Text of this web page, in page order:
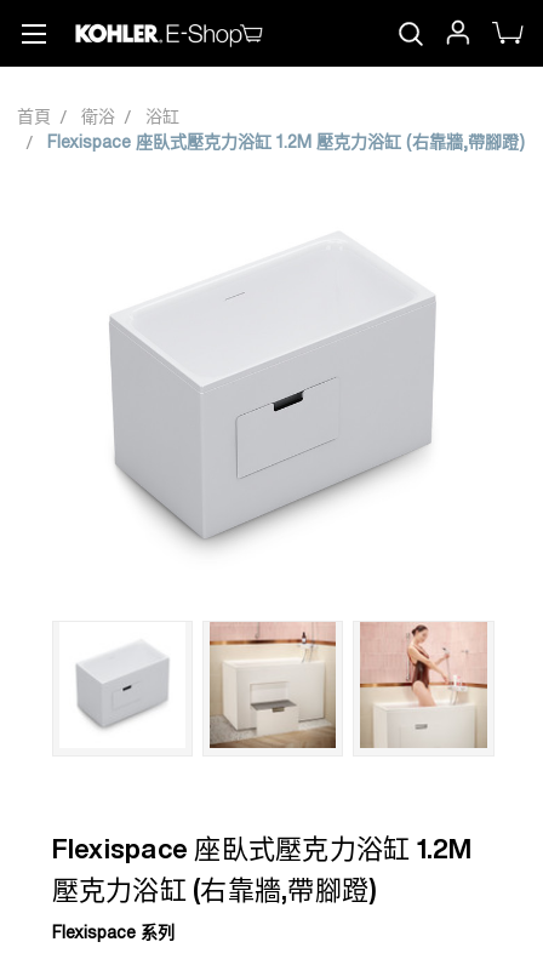
首頁 衛浴
浴缸
Flexispace 座臥式壓克力浴缸 1.2M 壓克力浴缸 (右靠牆,帶腳蹬)
Flexispace 座臥式壓克力浴缸 1.2M
壓克力浴缸 (右靠牆,帶腳蹬)
Flexispace 系列